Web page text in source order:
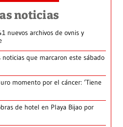
noticias
nuevos archivos de ovnis y
que marcaron este sábado
momento por el cáncer: ‘Tiene
de hotel en Playa Bijao por